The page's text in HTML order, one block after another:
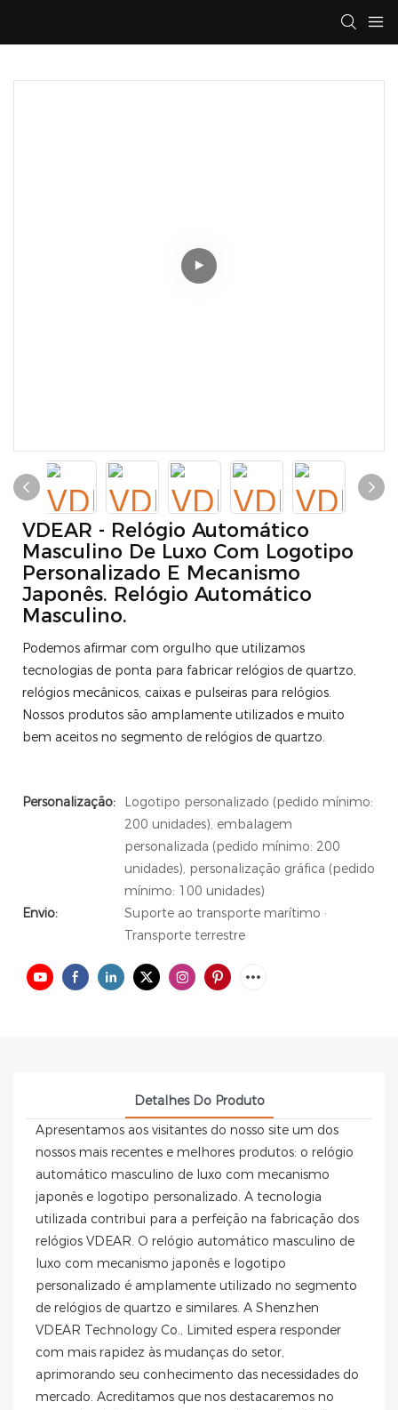
VDEAR - Relógio Automático
Masculino De Luxo Com Logotipo
Personalizado E Mecanismo
Japonês. Relógio Automático
Masculino.
Podemos afirmar com orgulho que utilizamos
tecnologias de ponta para fabricar relógios de quartzo,
relógios mecânicos, caixas e pulseiras para relógios.
Nossos produtos são amplamente utilizados e muito
bem aceitos no segmento de relógios de quartzo.
Personalização:
Logotipo personalizado (pedido mínimo:
200 unidades), embalagem
personalizada (pedido mínimo: 200
unidades), personalização gráfica (pedido
mínimo: 100 unidades)
Envio:
Suporte ao transporte marítimo ·
Transporte terrestre
Detalhes Do Produto
Apresentamos aos visitantes do nosso site um dos
nossos mais recentes e melhores produtos: o relógio
automático masculino de luxo com mecanismo
japonês e logotipo personalizado. A tecnologia
utilizada contribui para a perfeição na fabricação dos
relógios VDEAR. O relógio automático masculino de
luxo com mecanismo japonês e logotipo
personalizado é amplamente utilizado no segmento
de relógios de quartzo e similares. A Shenzhen
VDEAR Technology Co., Limited espera responder
com mais rapidez às mudanças do setor,
aprimorando seu conhecimento das necessidades do
mercado. Acreditamos que nos destacaremos no